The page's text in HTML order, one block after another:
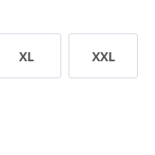
XL XXL